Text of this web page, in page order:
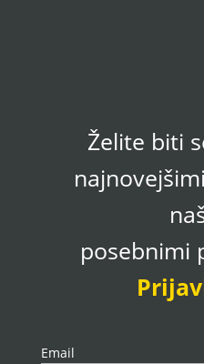
Želite biti
posebnimi
Email